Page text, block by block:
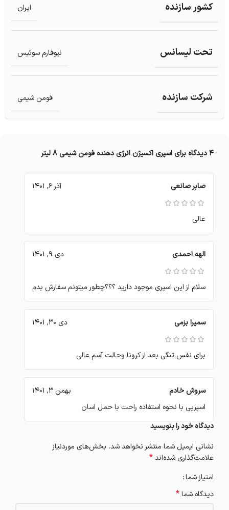
کشور سازنده ایران
تحت لیسانس نیوفارم سوئیس
شرکت سازنده فومن شیمی
4 دیدگاه برای اسپری اکسیژن انرژی دهنده فومن شیمی 8 لیتر
صابر صانعی آذر 6, 1401
عالی
الهه احمدی دی 9, 1401
سلام از این اسپری موجود دارید ؟؟؟چطور میتونم سفارش بدم
سمیرا بزمی دی 30, 1401
برای نفس تنگی بعد از کرونا وحالت آسم عالی
سروش خادم
بهمن 3, 1401
اسپریی با نحوه استفاده راحت با حمل اسان
دیدگاه خود را بنویسید
نشانی ایمیل شما منتشر نخواهد شد. بخش‌های موردنیاز
علامت‌گذاری شده‌اند*
امتیاز شما
دیدگاه شما*